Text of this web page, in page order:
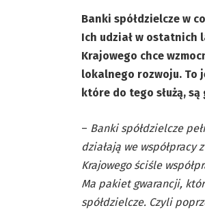
Banki spółdzielcze w
Ich udział w ostatnich
Krajowego chce
lokalnego rozwoju. To
które do tego służą, są
– Banki spółdzielcze
działają we
Krajowego ściśle
Ma pakiet gwarancji,
spółdzielcze. Czyli